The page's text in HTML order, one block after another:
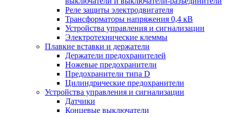
Реле защиты электродвигателя
Трансформаторы напряжения 0,4 кВ
Устройства управления и сигнализации
Электротехнические клеммы
Плавкие вставки и держатели
Держатели предохранителей
Ножевые предохранители
Предохранители типа D
Цилиндрические предохранители
Устройства управления и сигнализации
Датчики
Концевые выключатели